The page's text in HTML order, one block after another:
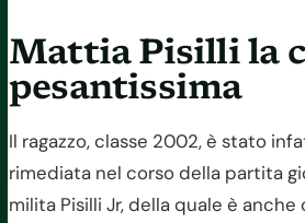
Mattia Pisilli la
pesantissima
Il ragazzo, classe 2002, è stato
rimediata nel corso della partita
milita Pisilli Jr, della quale è